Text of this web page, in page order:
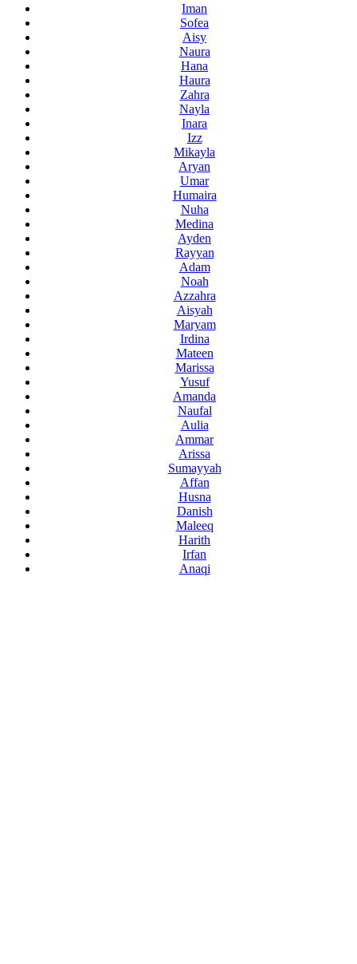
Iman
Sofea
Aisy
Naura
Hana
Haura
Zahra
Nayla
Inara
Izz
Mikayla
Aryan
Umar
Humaira
Nuha
Medina
Ayden
Rayyan
Adam
Noah
Azzahra
Aisyah
Maryam
Irdina
Mateen
Marissa
Yusuf
Amanda
Naufal
Aulia
Ammar
Arissa
Sumayyah
Affan
Husna
Danish
Maleeq
Harith
Irfan
Anaqi